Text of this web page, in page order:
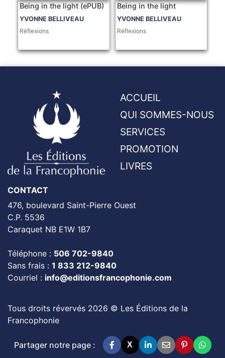
Being in the light (ePUB)
YVONNE BELLIVEAU
Réflexions
Being in the light
YVONNE BELLIVEAU
Réflexions
ACCUEIL
QUI SOMMES-NOUS
SERVICES
PROMOTION
LIVRES
CONTACT
476, boulevard Saint-Pierre Ouest
C.P. 5536
Caraquet NB E1W 1B7
Téléphone : 506 702-9840
Sans frais : 1 833 212-9840
Courriel : info@editionsfrancophonie.com
Tous droits révervés 2026 © Les Éditions de la
Francophonie
Partager notre page : X